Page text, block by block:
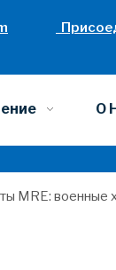
О
MRE: военные